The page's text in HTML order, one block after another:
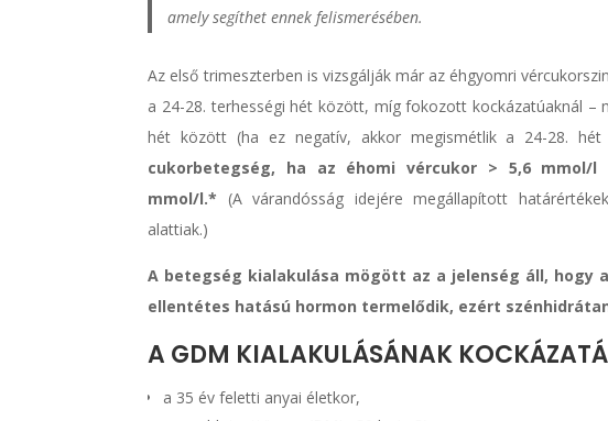
amely segíthet ennek felismerésében.
Az első trimeszterben is vizsgálják már az éhgyomri
a 24-28. terhességi hét között, míg fokozott kockázatúaknál –
hét között (ha ez negatív, akkor megismétlik a 24-28. hét
cukorbetegség, ha az éhomi vércukor > 5,6 mmol/l
mmol/l.* (A várandósság idejére megállapított
alattiak.)
A betegség kialakulása mögött az a jelenség áll, hogy
ellentétes hatású hormon termelődik, ezért
A GDM KIALAKULÁSÁNAK
a 35 év feletti anyai életkor,